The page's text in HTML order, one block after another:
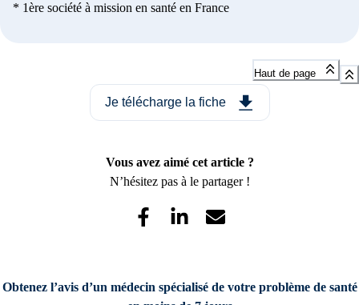
* 1ère société à mission en santé en France
Haut de page
Je télécharge la fiche
Vous avez aimé cet article ?
N’hésitez pas à le partager !
Obtenez l’avis d’un médecin spécialisé de votre problème de santé